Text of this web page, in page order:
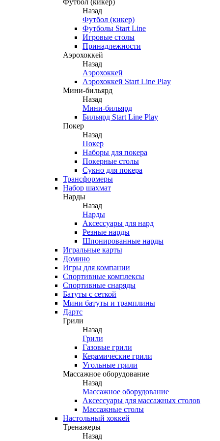
Футбол (кикер)
Назад
Футбол (кикер)
Футболы Start Line
Игровые столы
Принадлежности
Аэрохоккей
Назад
Аэрохоккей
Аэрохоккей Start Line Play
Мини-бильярд
Назад
Мини-бильярд
Бильярд Start Line Play
Покер
Назад
Покер
Наборы для покера
Покерные столы
Сукно для покера
Трансформеры
Набор шахмат
Нарды
Назад
Нарды
Аксессуары для нард
Резные нарды
Шпонированные нарды
Игральные карты
Домино
Игры для компании
Спортивные комплексы
Спортивные снаряды
Батуты с сеткой
Мини батуты и трамплины
Дартс
Грили
Назад
Грили
Газовые грили
Керамические грили
Угольные грили
Массажное оборудование
Назад
Массажное оборудование
Аксессуары для массажных столов
Массажные столы
Настольный хоккей
Тренажеры
Назад